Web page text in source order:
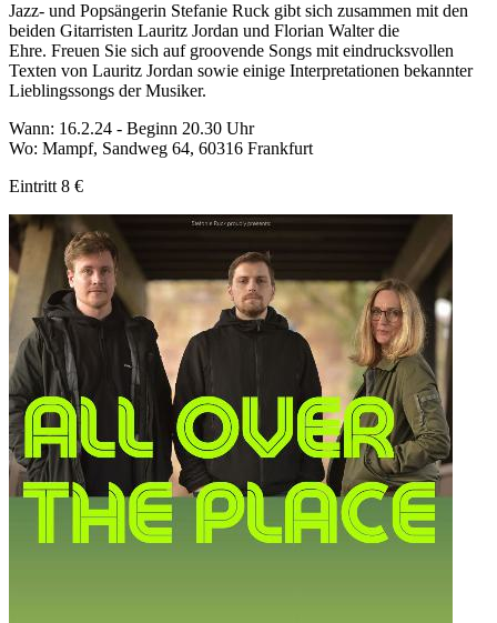
Jazz- und Popsängerin Stefanie Ruck gibt sich zusammen mit den
beiden Gitarristen Lauritz Jordan und Florian Walter die
Ehre. Freuen Sie sich auf groovende Songs mit eindrucksvollen
Texten von Lauritz Jordan sowie einige Interpretationen bekannter
Lieblingssongs der Musiker.
Wann: 16.2.24 - Beginn 20.30 Uhr
Wo: Mampf, Sandweg 64, 60316 Frankfurt
Eintritt 8 €